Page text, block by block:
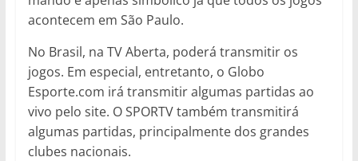
acontecem em São Paulo.
No Brasil, na TV Aberta, poderá transmitir os
jogos. Em especial, entretanto, o Globo
Esporte.com irá transmitir algumas partidas ao
vivo pelo site. O SPORTV também transmitirá
algumas partidas, principalmente dos grandes
clubes nacionais.